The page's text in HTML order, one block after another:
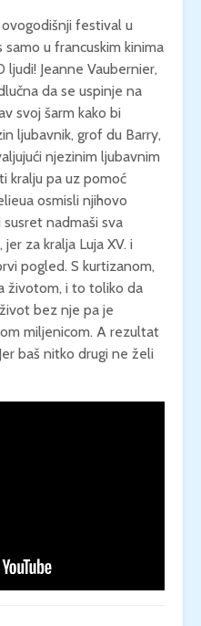
festival u
u francuskim kinima
Jeanne Vaubernier,
da se uspinje na
svoj šarm kako bi
ljubavnik, grof du Barry,
njezinim ljubavnim
kralju pa uz pomoć
osmisli njihovo
nadmaši sva
za kralja Luja XV. i
pogled. S kurtizanom,
životom, i to toliko da
bez nje pa je
miljenicom. A rezultat
baš nitko drugi ne želi